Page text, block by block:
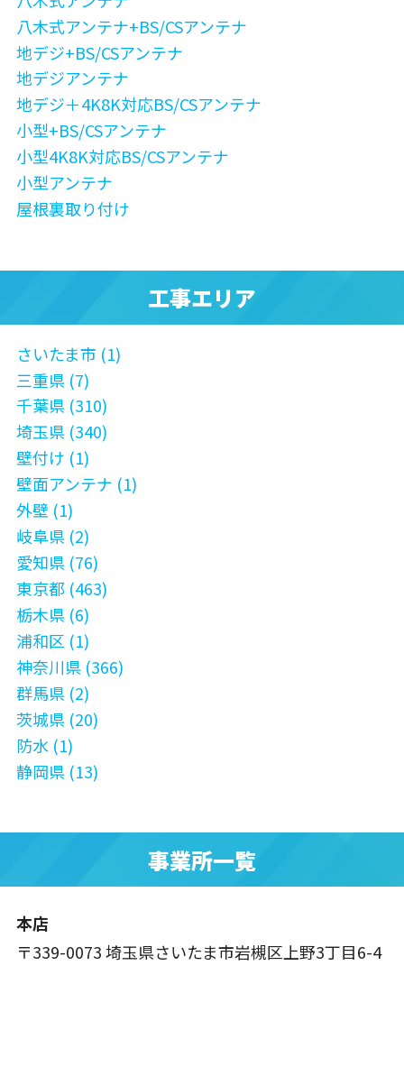
八木式アンテナ+BS/CSアンテナ
地デジ+BS/CSアンテナ
地デジアンテナ
地デジ＋4K8K対応BS/CSアンテナ
小型+BS/CSアンテナ
小型4K8K対応BS/CSアンテナ
小型アンテナ
屋根裏取り付け
工事エリア
さいたま市 (1)
三重県 (7)
千葉県 (310)
埼玉県 (340)
壁付け (1)
壁面アンテナ (1)
外壁 (1)
岐阜県 (2)
愛知県 (76)
東京都 (463)
栃木県 (6)
浦和区 (1)
神奈川県 (366)
群馬県 (2)
茨城県 (20)
防水 (1)
静岡県 (13)
事業所一覧
本店
〒339-0073 埼玉県さいたま市岩槻区上野3丁目6-4